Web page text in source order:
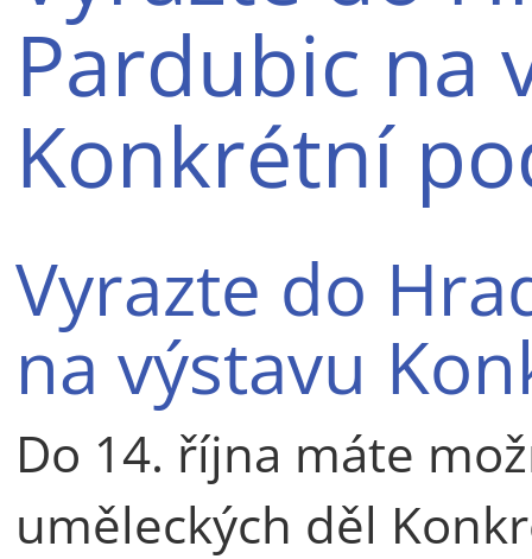
Pardubic na
Konkrétní
Vyrazte do
na výstavu
Do 14. října máte
uměleckých děl